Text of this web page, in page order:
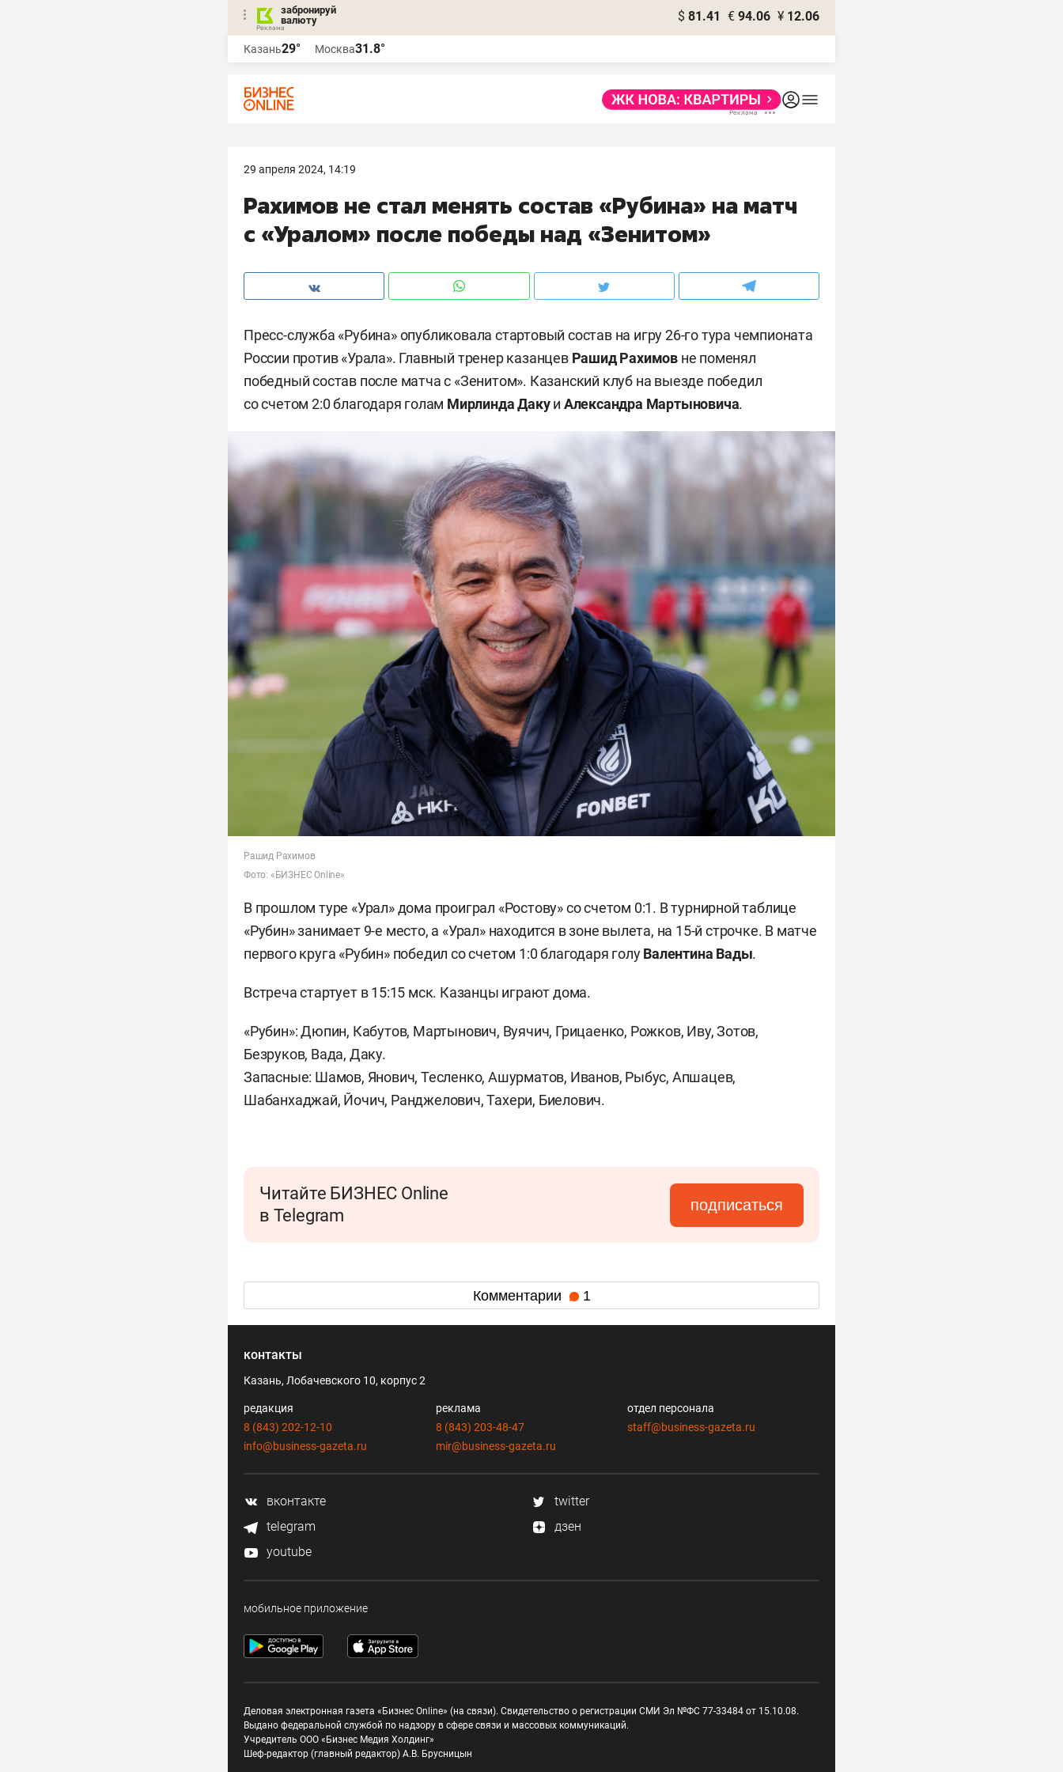
забронируй
валюту
$ 81.41 € 94.06 ¥ 12.06
Казань29° Москва31.8°
29 апреля 2024, 14:19
Рахимов не стал менять состав «Рубина» на матч
с «Уралом» после победы над «Зенитом»
Пресс-служба «Рубина» опубликовала стартовый состав на игру 26-го тура чемпионата
России против «Урала». Главный тренер казанцев Рашид Рахимов не поменял
победный состав после матча с «Зенитом». Казанский клуб на выезде победил
со счетом 2:0 благодаря голам Мирлинда Дакуи Александра Мартыновича.
Рашид Рахимов
Фото: «БИЗНЕС Online»
В прошлом туре «Урал» дома проиграл «Ростову» со счетом 0:1. В турнирной таблице
«Рубин» занимает 9-е место, а «Урал» находится в зоне вылета, на 15-й строчке. В матче
первого круга «Рубин» победил со счетом 1:0 благодаря голуВалентина Вады.
Встреча стартует в 15:15 мск. Казанцы играют дома.
«Рубин»: Дюпин, Кабутов, Мартынович, Вуячич, Грицаенко, Рожков, Иву, Зотов,
Безруков, Вада, Даку.
Запасные: Шамов, Янович, Тесленко, Ашурматов, Иванов, Рыбус, Апшацев,
Шабанхаджай, Йочич, Ранджелович, Тахери, Биелович.
Читайте БИЗНЕС Online
в Telegram
подписаться
Комментарии 1
контакты
Казань, Лобачевского 10, корпус 2
редакция
8 (843) 202-12-10
info@business-gazeta.ru
реклама
8 (843) 203-48-47
mir@business-gazeta.ru
отдел персонала
staff@business-gazeta.ru
вконтакте
twitter
telegram
дзен
youtube
мобильное приложение
Деловая электронная газета «Бизнес Online» (на связи). Свидетельство о регистрации СМИ Эл №ФС 77-33484 от 15.10.08.
Выдано федеральной службой по надзору в сфере связи и массовых коммуникаций.
Учредитель ООО «Бизнес Медия Холдинг»
Шеф-редактор (главный редактор) А.В. Брусницын